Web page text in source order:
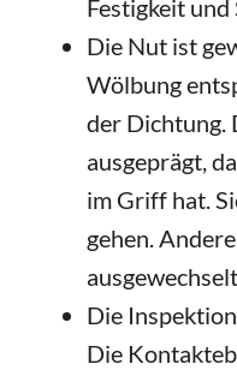
Festigkeit
Die Nut ist
Wölbung
der Dichtung.
ausgeprägt,
im Griff hat.
gehen.
Die
Die